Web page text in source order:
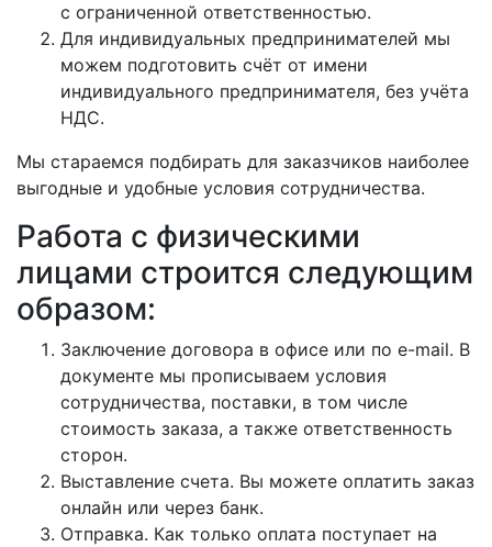
с ограниченной ответственностью.
Для индивидуальных предпринимателей мы
можем подготовить счёт от имени
индивидуального предпринимателя, без учёта
НДС.
Мы стараемся подбирать для заказчиков наиболее
выгодные и удобные условия сотрудничества.
Работа с физическими
лицами строится следующим
образом:
Заключение договора в офисе или по e-mail. В
документе мы прописываем условия
сотрудничества, поставки, в том числе
стоимость заказа, а также ответственность
сторон.
Выставление счета. Вы можете оплатить заказ
онлайн или через банк.
Отправка. Как только оплата поступает на